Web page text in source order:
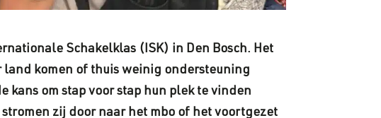
Schakelklas (ISK) in Den Bosch. Het
komen of thuis weinig ondersteuning
kans om stap voor stap hun plek te vinden
zij door naar het mbo of het voortgezet